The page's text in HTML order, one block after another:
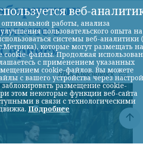
с
НИА-Красноярск
веб-
работы, анализа
пользовательского опыта на
системы веб-аналитики
которые могут размещать на
cookie-файлы. Продолжая
с применением указанных
cookie-файлов. Вы можете
с вашего устройства через
заблокировать размещение cookie-
этом некоторые функции веб-сайта
в связи с технологическими
Подробнее